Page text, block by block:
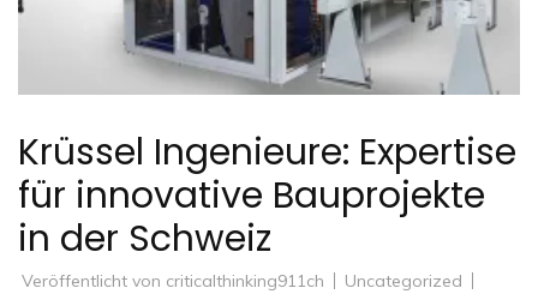
Krüssel Ingenieure: Expertise
für innovative Bauprojekte
in der Schweiz
Veröffentlicht von criticalthinking911ch
Uncategorized